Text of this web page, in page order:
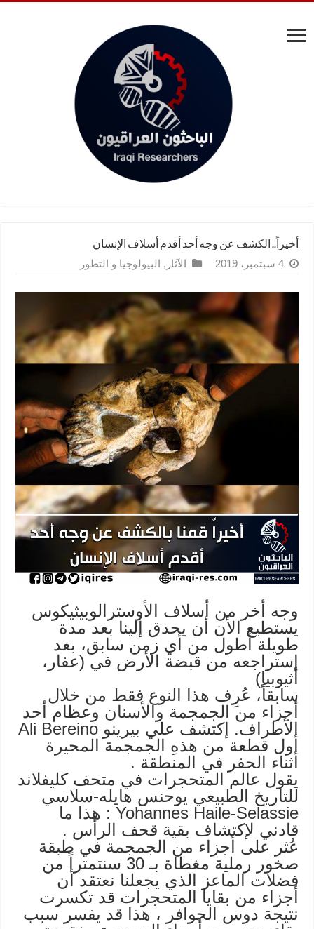
أخيراً.. الكشف عن وجه أحد أقدم أسلاف الإنسان
4 سبتمبر، 2019 الآثار , البيولوجيا و التطور
وجه أخر من أسلاف الأوسترالوبيثيكوس
يستطيع الأن أن يحدق إلينا بعد مدة
طويلة أطول من أي زمن سابق، بعد
إستراجعه من قبضة الأرض في (عفار،
أثيوبيا)
سابقاً، عُرِف هذا النوع فقط من خلال
أجزاء من الجمجمة والأسنان وعظام أحد
الأطراف. إكتشف علي بيرينو Ali Bereino
أول قطعة من هذهِ الجمجمة المحيرة
أثناء الحفر في المنطقة .
يقول عالم المتحجرات في متحف كليفلاند
للتاريخ الطبيعي يوحنس هايله-سلاسي
Yohannes Haile-Selassie : هذا ما
قادني لإكتشاف بقية قحف الرأس .
عُثر على أجزاء من الجمجمة في طبقة
صخور رملية مغطاة بـ 30 سنتمتراً من
فضلات الماعز الذي يجعلنا نعتقد أن
أجزاء من بقايا المتحجرات قد تكسرت
نتيجة دوس الحوافر ، هذا قد يفسر سبب